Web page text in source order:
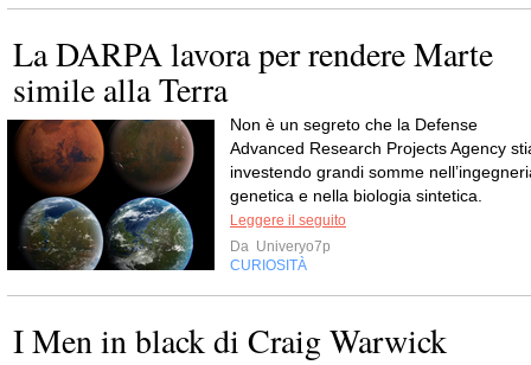
La DARPA lavora per rendere Marte
simile alla Terra
Non è un segreto che la Defense
Advanced Research Projects Agency
investendo grandi somme
genetica e nella biologia sintetica.
Leggere il seguito
Da Univeryo7p
CURIOSITÀ
I Men in black di Craig Warwick